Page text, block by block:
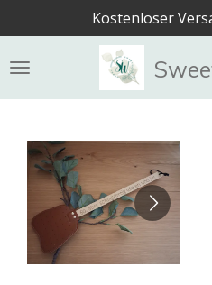
Hauptinhalt
springen
Kostenloser